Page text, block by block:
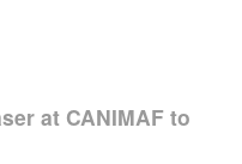
at CANIMAF to